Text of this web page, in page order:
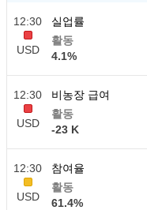
12:30
USD
실업률
활동
4.1%
12:30
USD
비농장 급여
활동
-23 K
12:30
USD
참여율
활동
61.4%